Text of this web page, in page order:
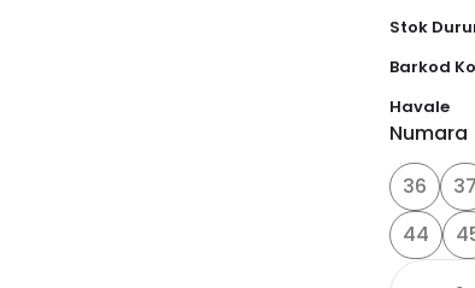
Stok
Barkod
Havale
Numara
36
37
44